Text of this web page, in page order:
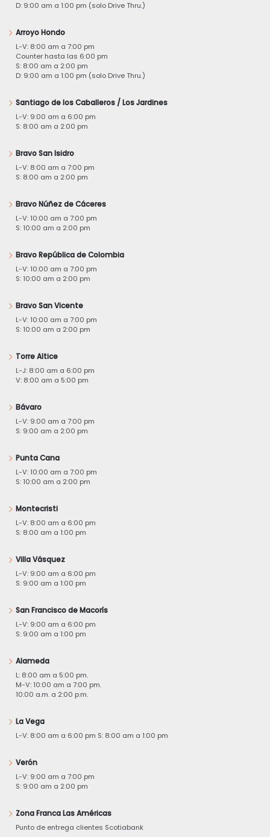
D: 9:00 am a 1:00 pm (solo Drive Thru.)
Arroyo Hondo
L-V: 8:00 am a 7:00 pm
Counter hasta las 6:00 pm
S: 8:00 am a 2:00 pm
D: 9:00 am a 1:00 pm (solo Drive Thru.)
Santiago de los Caballeros / Los Jardines
L-V: 9:00 am a 6:00 pm
S: 8:00 am a 2:00 pm
Bravo San Isidro
L-V: 8:00 am a 7:00 pm
S: 8:00 am a 2:00 pm
Bravo Núñez de Cáceres
L-V: 10:00 am a 7:00 pm
S: 10:00 am a 2:00 pm
Bravo República de Colombia
L-V: 10:00 am a 7:00 pm
S: 10:00 am a 2:00 pm
Bravo San Vicente
L-V: 10:00 am a 7:00 pm
S: 10:00 am a 2:00 pm
Torre Altice
L-J: 8:00 am a 6:00 pm
V: 8:00 am a 5:00 pm
Bávaro
L-V: 9:00 am a 7:00 pm
S: 9:00 am a 2:00 pm
Punta Cana
L-V: 10:00 am a 7:00 pm
S: 10:00 am a 2:00 pm
Montecristi
L-V: 8:00 am a 6:00 pm
S: 8:00 am a 1:00 pm
Villa Vásquez
L-V: 9:00 am a 6:00 pm
S: 9:00 am a 1:00 pm
San Francisco de Macorís
L-V: 9:00 am a 6:00 pm
S: 9:00 am a 1:00 pm
Alameda
L: 8:00 am a 5:00 pm.
M-V: 10:00 am a 7:00 pm.
10:00 a.m. a 2:00 p.m.
La Vega
L-V: 8:00 am a 6:00 pm S: 8:00 am a 1:00 pm
Verón
L-V: 9:00 am a 7:00 pm
S: 9:00 am a 2:00 pm
Zona Franca Las Américas
Punto de entrega clientes Scotiabank